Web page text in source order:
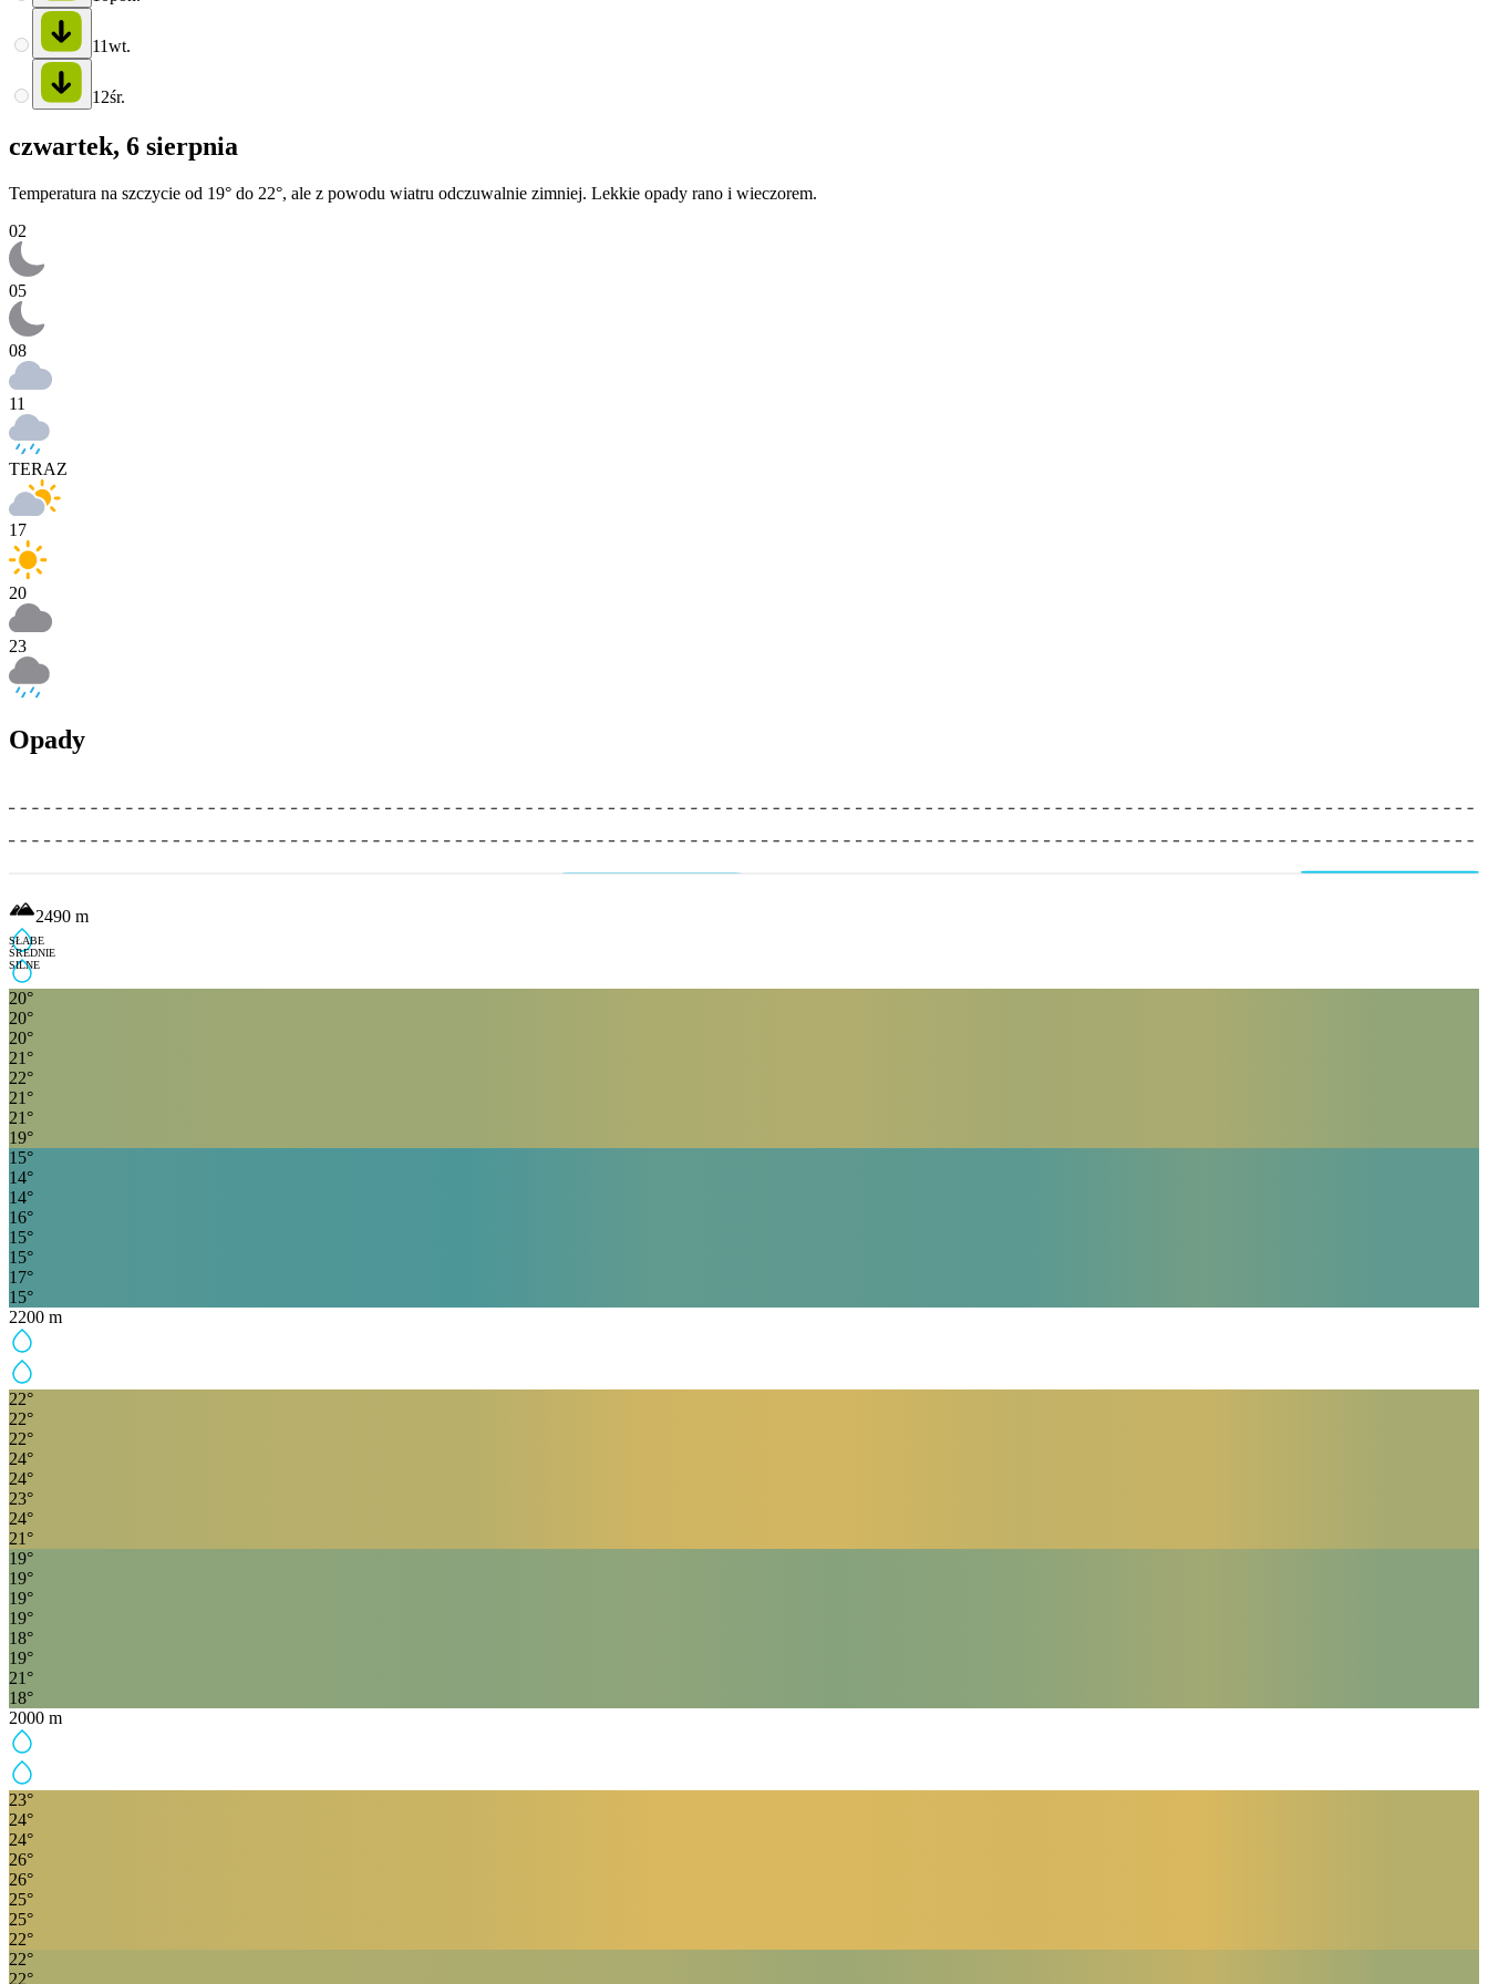
11wt.
12śr.
czwartek, 6 sierpnia
Temperatura na szczycie od 19° do 22°, ale z powodu wiatru odczuwalnie zimniej. Lekkie opady rano i wieczorem.
02
05
08
11
TERAZ
17
20
23
Opady
SŁABE
ŚREDNIE
SILNE
2490 m
20°
20°
20°
21°
22°
21°
21°
19°
15°
14°
14°
16°
15°
15°
17°
15°
2200 m
22°
22°
22°
24°
24°
23°
24°
21°
19°
19°
19°
19°
18°
19°
21°
18°
2000 m
23°
24°
24°
26°
26°
25°
25°
22°
22°
22°